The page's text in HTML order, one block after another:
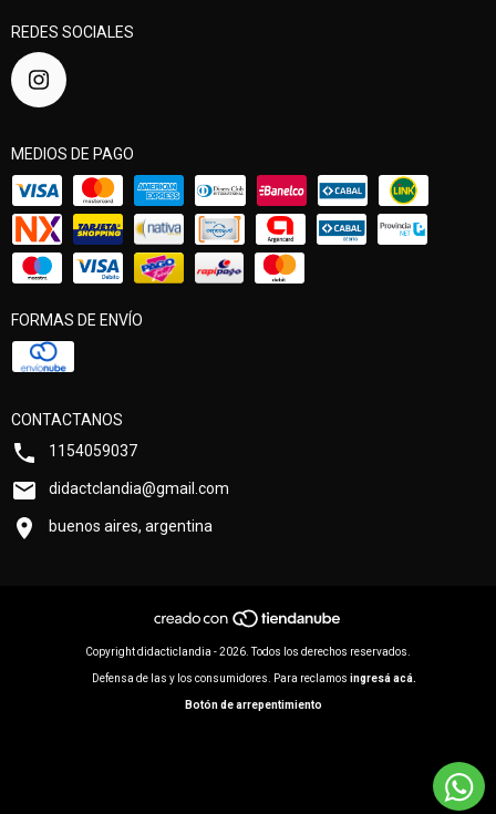
REDES SOCIALES
MEDIOS DE PAGO
FORMAS DE ENVÍO
CONTACTANOS
1154059037
didactclandia@gmail.com
buenos aires, argentina
Copyright didacticlandia - 2026. Todos los derechos reservados.
Defensa de las y los consumidores. Para reclamos ingresá acá.
Botón de arrepentimiento